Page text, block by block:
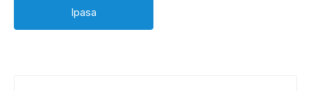
Ipasa